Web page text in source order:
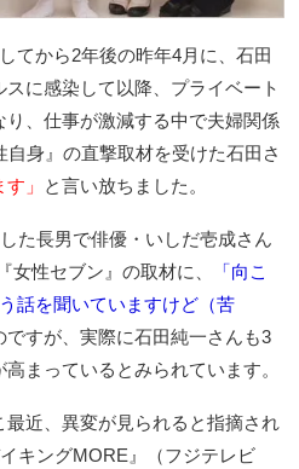
てから2年後の昨年4月に、石田
に感染して以降、プライベート
、仕事が激減する中で夫婦関係
身』の直撃取材を受けた石田さ
」 と言い放ちました。
た長男で俳優・いしだ壱成さん
女性セブン』の取材に、
「向こ
話を聞いていますけど（苦
ですが、実際に石田純一さんも3
まっているとみられています。
近、異変が見られると指摘され
キングMORE』（フジテレビ